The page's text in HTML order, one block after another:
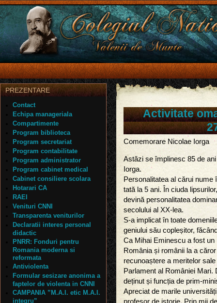
Activitate
Comemorare Nicolae Iorga
Astăzi se împlinesc 85 de
Iorga.
Personalitatea al cărui
tată la 5 ani. În ciuda
devină personalitatea
secolului al XX-lea.
S-a implicat în toate
geniului său copleșitor,
Ca Mihai Eminescu a fost
România și românii la a
recunoaștere a meritelor
Parlament al României Mari.
deținut și funcția de prim-
Apreciat de marile
PREZENTARE
Contact
Echipa manageriala
Compartimente
Program biblioteca
Program secretariat
Program contabilitate
Program administrator
Program cabinet medical
Cabinet consiliere scolara
Hotarari CA
RAEI
Venituri CNNI
Transparenta veniturilor
Declaratii interes personal
didactic
PNRR: Fonduri pentru
Romania moderna si
reformata
Antiviolenta
Formular sesizare anonima a
faptelor de violenta in CNNI
CAMPANIA ”M.A.I. etic M.A.I.
integru”